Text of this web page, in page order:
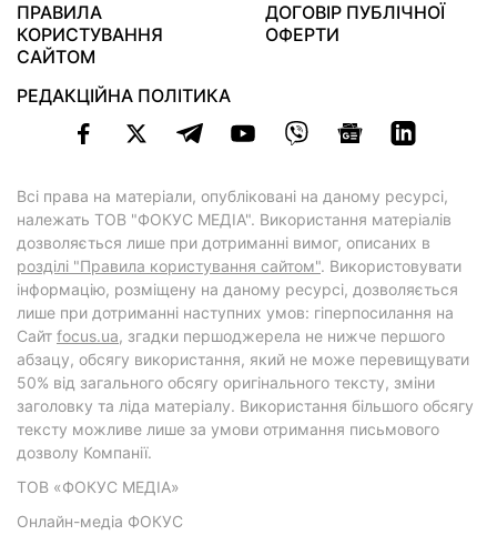
ПРАВИЛА
КОРИСТУВАННЯ
САЙТОМ
ДОГОВІР ПУБЛІЧНОЇ
ОФЕРТИ
РЕДАКЦІЙНА ПОЛІТИКА
Всі права на матеріали, опубліковані на даному ресурсі,
належать ТОВ "ФОКУС МЕДІА". Використання матеріалів
дозволяється лише при дотриманні вимог, описаних в
розділі "Правила користування сайтом". Використовувати
інформацію, розміщену на даному ресурсі, дозволяється
лише при дотриманні наступних умов: гіперпосилання на
Cайт focus.ua, згадки першоджерела не нижче першого
абзацу, обсягу використання, який не може перевищувати
50% від загального обсягу оригінального тексту, зміни
заголовку та ліда матеріалу. Використання більшого обсягу
тексту можливе лише за умови отримання письмового
дозволу Компанії.
ТОВ «ФОКУС МЕДІА»
Онлайн-медіа ФОКУС